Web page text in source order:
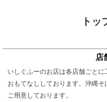
トッ
店
いしぐふーのお店は各店舗ごと
おもてなししております。沖縄
ご用意しております。